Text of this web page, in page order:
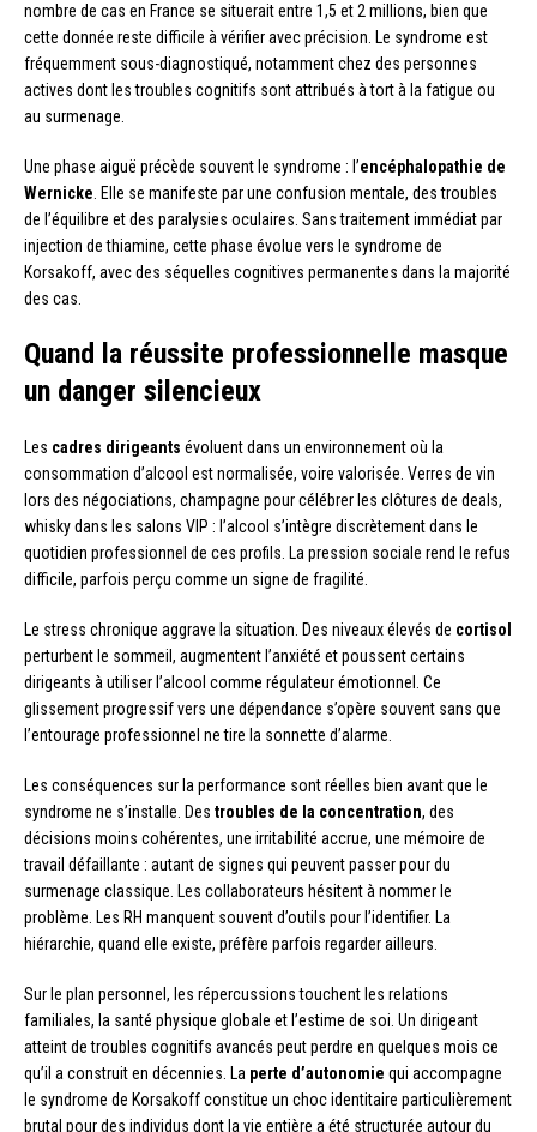
nombre de cas en France se situerait entre 1,5 et 2 millions, bien que
cette donnée reste difficile à vérifier avec précision. Le syndrome est
fréquemment sous-diagnostiqué, notamment chez des personnes
actives dont les troubles cognitifs sont attribués à tort à la fatigue ou
au surmenage.
Une phase aiguë précède souvent le syndrome : l’encéphalopathie de
Wernicke. Elle se manifeste par une confusion mentale, des troubles
de l’équilibre et des paralysies oculaires. Sans traitement immédiat par
injection de thiamine, cette phase évolue vers le syndrome de
Korsakoff, avec des séquelles cognitives permanentes dans la majorité
des cas.
Quand la réussite professionnelle masque
un danger silencieux
Les cadres dirigeants évoluent dans un environnement où la
consommation d’alcool est normalisée, voire valorisée. Verres de vin
lors des négociations, champagne pour célébrer les clôtures de deals,
whisky dans les salons VIP : l’alcool s’intègre discrètement dans le
quotidien professionnel de ces profils. La pression sociale rend le refus
difficile, parfois perçu comme un signe de fragilité.
Le stress chronique aggrave la situation. Des niveaux élevés de cortisol
perturbent le sommeil, augmentent l’anxiété et poussent certains
dirigeants à utiliser l’alcool comme régulateur émotionnel. Ce
glissement progressif vers une dépendance s’opère souvent sans que
l’entourage professionnel ne tire la sonnette d’alarme.
Les conséquences sur la performance sont réelles bien avant que le
syndrome ne s’installe. Des troubles de la concentration, des
décisions moins cohérentes, une irritabilité accrue, une mémoire de
travail défaillante : autant de signes qui peuvent passer pour du
surmenage classique. Les collaborateurs hésitent à nommer le
problème. Les RH manquent souvent d’outils pour l’identifier. La
hiérarchie, quand elle existe, préfère parfois regarder ailleurs.
Sur le plan personnel, les répercussions touchent les relations
familiales, la santé physique globale et l’estime de soi. Un dirigeant
atteint de troubles cognitifs avancés peut perdre en quelques mois ce
qu’il a construit en décennies. La perte d’autonomie qui accompagne
le syndrome de Korsakoff constitue un choc identitaire particulièrement
brutal pour des individus dont la vie entière a été structurée autour du